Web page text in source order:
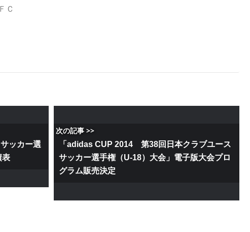
Ｃ
ッカー選
表
次の記事 >>
「adidas CUP 2014 第38回日本クラブユース
サッカー選手権（U-18）大会」電子版大会プロ
グラム販売決定